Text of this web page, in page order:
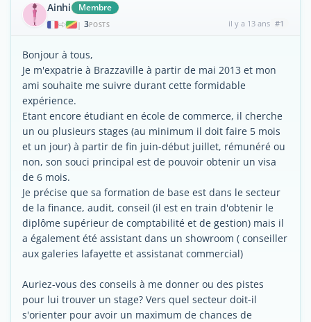
Ainhi Membre
| 3POSTS il y a 13 ans #1
Bonjour à tous,
Je m'expatrie à Brazzaville à partir de mai 2013 et mon
ami souhaite me suivre durant cette formidable
expérience.
Etant encore étudiant en école de commerce, il cherche
un ou plusieurs stages (au minimum il doit faire 5 mois
et un jour) à partir de fin juin-début juillet, rémunéré ou
non, son souci principal est de pouvoir obtenir un visa
de 6 mois.
Je précise que sa formation de base est dans le secteur
de la finance, audit, conseil (il est en train d'obtenir le
diplôme supérieur de comptabilité et de gestion) mais il
a également été assistant dans un showroom ( conseiller
aux galeries lafayette et assistanat commercial)
Auriez-vous des conseils à me donner ou des pistes
pour lui trouver un stage? Vers quel secteur doit-il
s'orienter pour avoir un maximum de chances de